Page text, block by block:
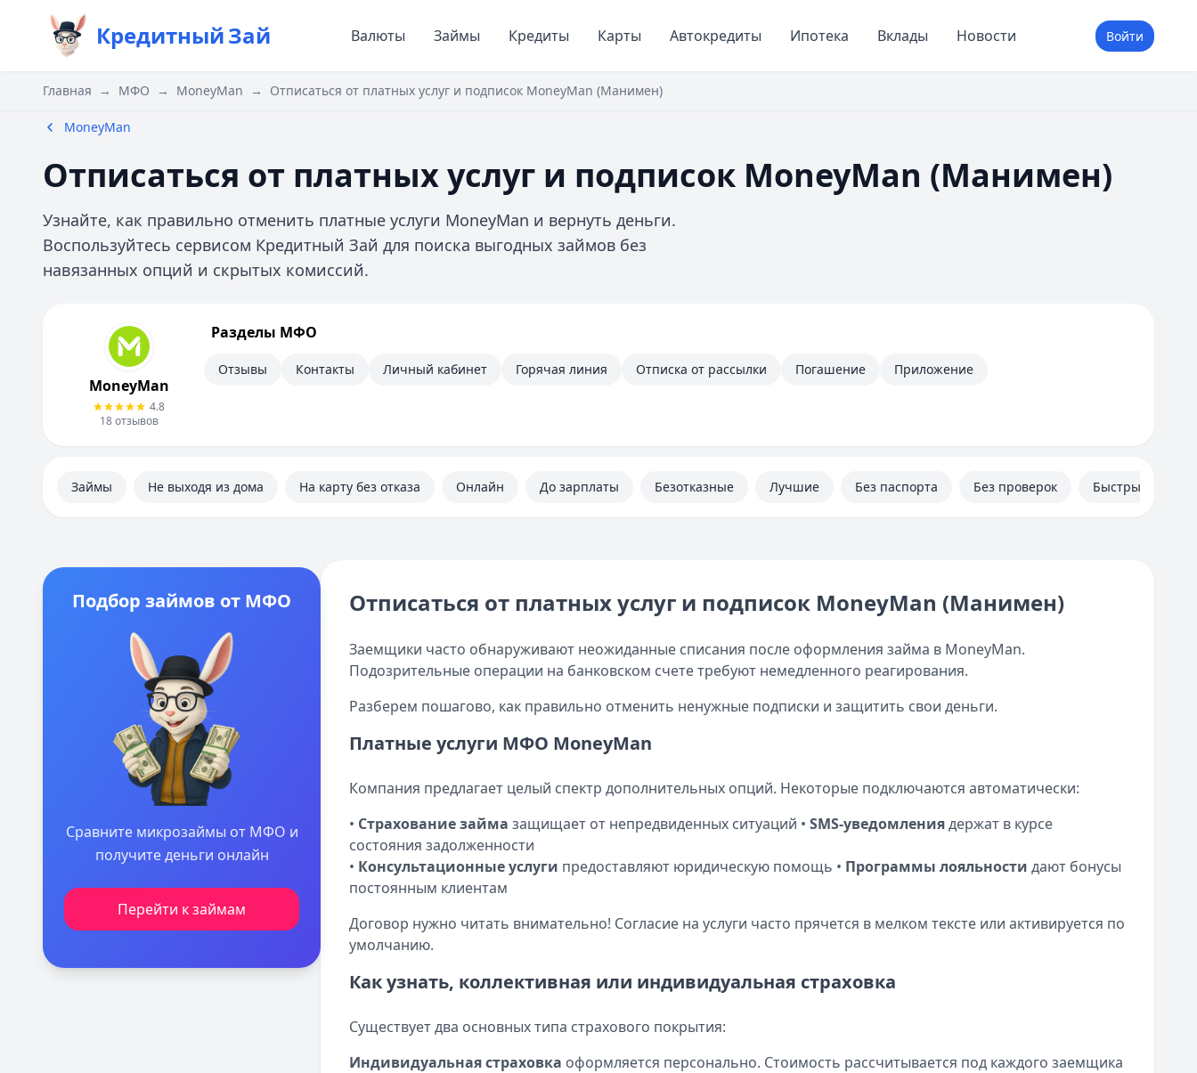
КредитныйЗай Валюты Займы Кредиты Карты Автокредиты Ипотека Вклады Новости Войти
Главная → МФО → MoneyMan → Отписаться от платных услуг и подписок MoneyMan (Манимен)
MoneyMan
Отписаться от платных услуг и подписок MoneyMan (Манимен)
Узнайте, как правильно отменить платные услуги MoneyMan и вернуть деньги.
Воспользуйтесь сервисом Кредитный Зай для поиска выгодных займов без
навязанных опций и скрытых комиссий.
Информация
MoneyMan
4.8
18 отзывов
Разделы МФО
Отзывы Контакты Личный кабинет Горячая линия Отписка от рассылки Погашение Приложение
Займы Не выходя из дома На карту без отказа Онлайн До зарплаты Безотказные Лучшие Без паспорта Без проверок Быстрые
Подбор займов от МФО
Сравните микрозаймы от МФО и
получите деньги онлайн
Перейти к займам
Отписаться от платных услуг и подписок MoneyMan (Манимен)
Заемщики часто обнаруживают неожиданные списания после оформления займа в MoneyMan.
Подозрительные операции на банковском счете требуют немедленного реагирования.
Разберем пошагово, как правильно отменить ненужные подписки и защитить свои деньги.
Платные услуги МФО MoneyMan
Компания предлагает целый спектр дополнительных опций. Некоторые подключаются автоматически:
• Страхование займа защищает от непредвиденных ситуаций • SMS-уведомлениядержат в курсе
состояния задолженности
• Консультационные услуги предоставляют юридическую помощь • Программы лояльности дают бонусы
постоянным клиентам
Договор нужно читать внимательно! Согласие на услуги часто прячется в мелком тексте или активируется по
умолчанию.
Как узнать, коллективная или индивидуальная страховка
Существует два основных типа страхового покрытия:
Индивидуальная страховка оформляется персонально. Стоимость рассчитывается под каждого заемщика